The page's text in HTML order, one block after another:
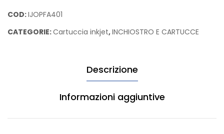
Originale
Philips
COD:IJOPFA401
CATEGORIE:Cartuccia inkjet,INCHIOSTRO E CARTUCCE
Descrizione
Informazioni aggiuntive